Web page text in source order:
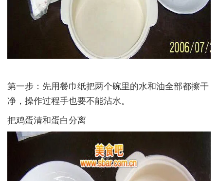
第一步：先用餐巾纸把两个碗里的水和油全部都擦干
净，操作过程手也要不能沾水。­
把鸡蛋清和蛋白分离­